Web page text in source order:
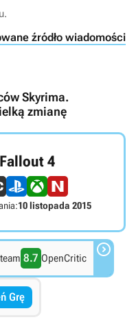
źródło wiadomości
Skyrima.
zmianę
Fallout 4
10 listopada 2015
8.7 OpenCritic 
Grę